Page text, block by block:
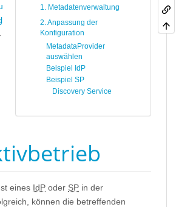
1. Metadatenverwaltung
2. Anpassung der
Konfiguration
MetadataProvider
auswählen
Beispiel IdP
Beispiel SP
Discovery Service
eines IdP oder SP in der
können die betreffenden